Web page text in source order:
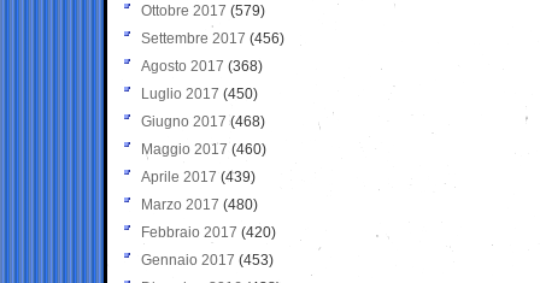
Ottobre 2017 (579)
Settembre 2017 (456)
Agosto 2017 (368)
Luglio 2017 (450)
Giugno 2017 (468)
Maggio 2017 (460)
Aprile 2017 (439)
Marzo 2017 (480)
Febbraio 2017 (420)
Gennaio 2017 (453)